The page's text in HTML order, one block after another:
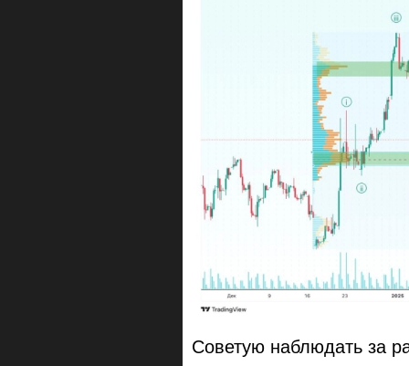
Советую наблюдать за